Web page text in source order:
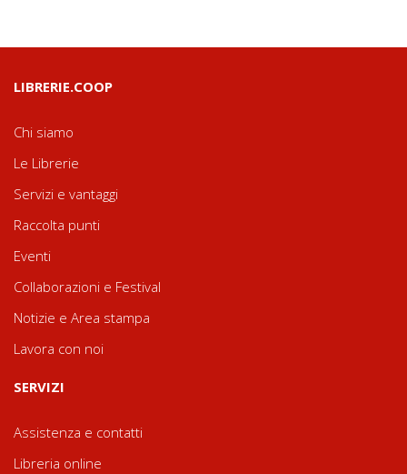
LIBRERIE.COOP
Chi siamo
Le Librerie
Servizi e vantaggi
Raccolta punti
Eventi
Collaborazioni e Festival
Notizie e Area stampa
Lavora con noi
SERVIZI
Assistenza e contatti
Libreria online